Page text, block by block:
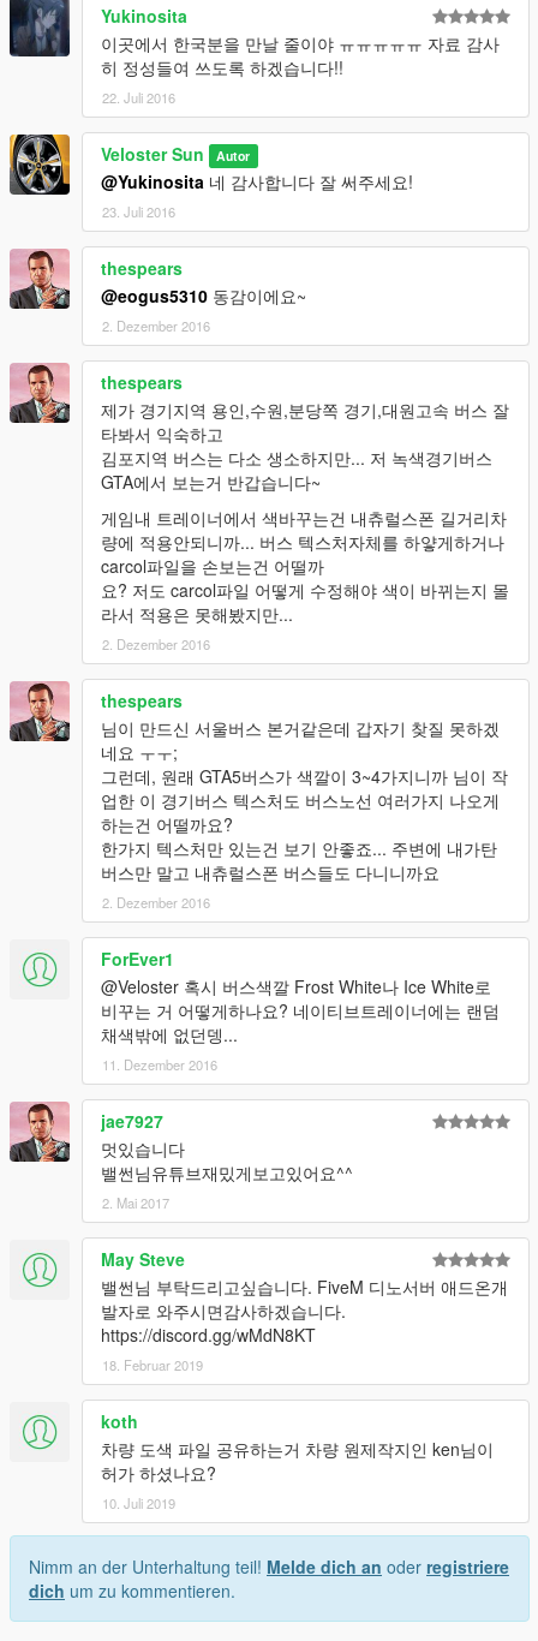
Yukinosita
이곳에서 한국분을 만날 줄이야 ㅠㅠㅠㅠㅠ 자료 감사
히 정성들여 쓰도록 하겠습니다!!
22. Juli 2016
Veloster Sun Autor
@Yukinosita 네 감사합니다 잘 써주세요!
23. Juli 2016
thespears
@eogus5310 동감이에요~
2. Dezember 2016
thespears
제가 경기지역 용인,수원,분당쪽 경기,대원고속 버스 잘
타봐서 익숙하고
김포지역 버스는 다소 생소하지만... 저 녹색경기버스
GTA에서 보는거 반갑습니다~
게임내 트레이너에서 색바꾸는건 내츄럴스폰 길거리차
량에 적용안되니까... 버스 텍스처자체를 하얗게하거나
carcol파일을 손보는건 어떨까
요? 저도 carcol파일 어떻게 수정해야 색이 바뀌는지 몰
라서 적용은 못해봤지만...
2. Dezember 2016
thespears
님이 만드신 서울버스 본거같은데 갑자기 찾질 못하겠
네요 ㅜㅜ;
그런데, 원래 GTA5버스가 색깔이 3~4가지니까 님이 작
업한 이 경기버스 텍스처도 버스노선 여러가지 나오게
하는건 어떨까요?
한가지 텍스처만 있는건 보기 안좋죠... 주변에 내가탄
버스만 말고 내츄럴스폰 버스들도 다니니까요
2. Dezember 2016
ForEver1
@Veloster 혹시 버스색깔 Frost White나 Ice White로
비꾸는 거 어떻게하나요? 네이티브트레이너에는 랜덤
채색밖에 없던뎅...
11. Dezember 2016
jae7927
멋있습니다
밸썬님유튜브재밌게보고있어요^^
2. Mai 2017
May Steve
밸썬님 부탁드리고싶습니다. FiveM 디노서버 애드온개
발자로 와주시면감사하겠습니다.
https://discord.gg/wMdN8KT
18. Februar 2019
koth
차량 도색 파일 공유하는거 차량 원제작지인 ken님이
허가 하셨나요?
10. Juli 2019
Nimm an der Unterhaltung teil! Melde dich an oder registriere
dich um zu kommentieren.